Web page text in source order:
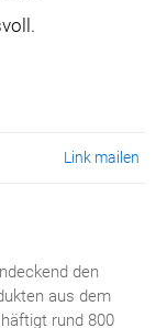
Link mailen
den
aus dem
rund 800